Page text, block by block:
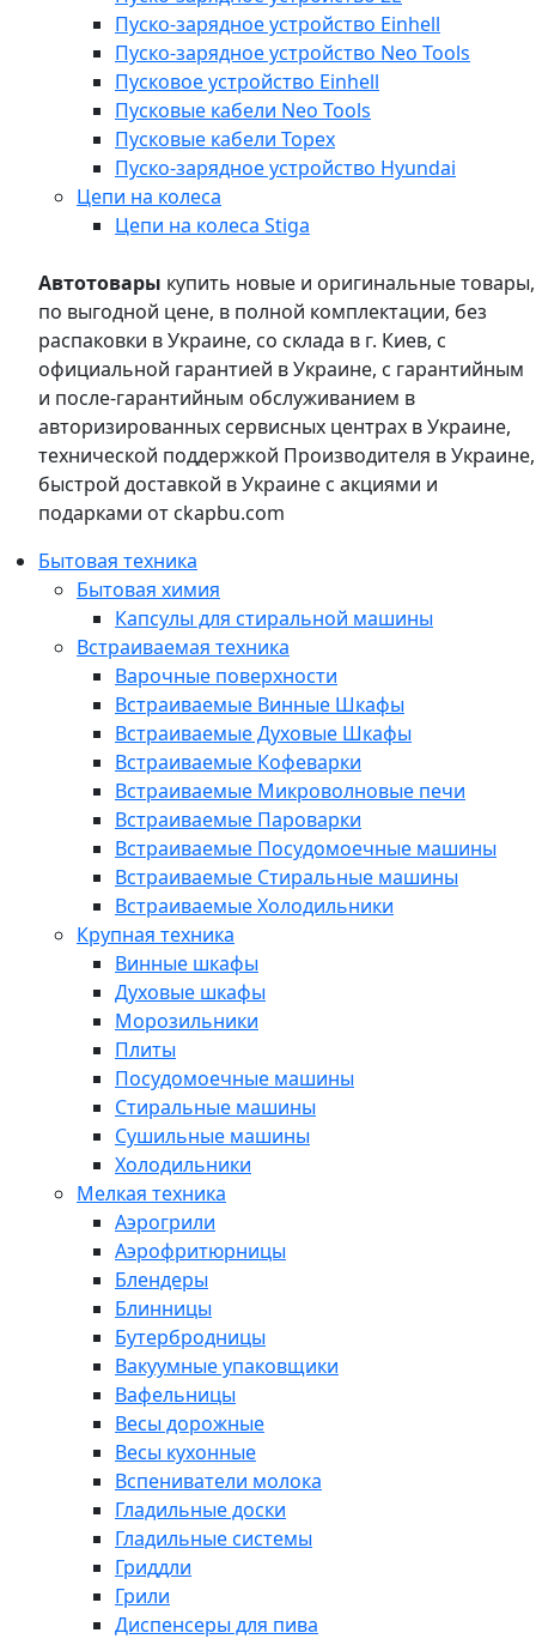
Пуско-зарядное устройство Einhell
Пуско-зарядное устройство Neo Tools
Пусковое устройство Einhell
Пусковые кабели Neo Tools
Пусковые кабели Topex
Пуско-зарядное устройство Hyundai
Цепи на колеса
Цепи на колеса Stiga
Автотовары купить новые и оригинальные товары,
по выгодной цене, в полной комплектации, без
распаковки в Украине, со склада в г. Киев, с
официальной гарантией в Украине, с гарантийным
и после-гарантийным обслуживанием в
авторизированных сервисных центрах в Украине,
технической поддержкой Производителя в Украине,
быстрой доставкой в Украине с акциями и
подарками от ckapbu.com
Бытовая техника
Бытовая химия
Капсулы для стиральной машины
Встраиваемая техника
Варочные поверхности
Встраиваемые Винные Шкафы
Встраиваемые Духовые Шкафы
Встраиваемые Кофеварки
Встраиваемые Микроволновые печи
Встраиваемые Пароварки
Встраиваемые Посудомоечные машины
Встраиваемые Стиральные машины
Встраиваемые Холодильники
Крупная техника
Винные шкафы
Духовые шкафы
Морозильники
Плиты
Посудомоечные машины
Стиральные машины
Сушильные машины
Холодильники
Мелкая техника
Аэрогрили
Аэрофритюрницы
Блендеры
Блинницы
Бутербродницы
Вакуумные упаковщики
Вафельницы
Весы дорожные
Весы кухонные
Вспениватели молока
Гладильные доски
Гладильные системы
Гриддли
Грили
Диспенсеры для пива